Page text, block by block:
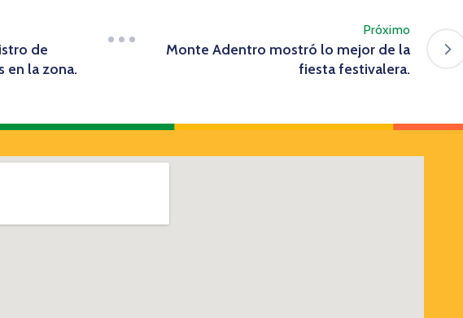
de
en la zona.
Próximo
Monte Adentro mostró lo mejor de la
fiesta festivalera.